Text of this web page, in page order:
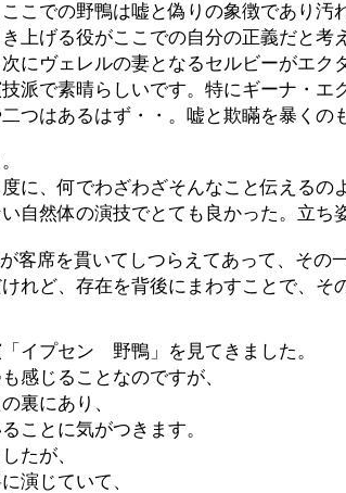
こでの野鴨は嘘と偽りの象徴であり汚
上げる役がここでの自分の正義だと
にヴェレルの妻となるセルビーがエ
派で素晴らしいです。特にギーナ・エ
つはあるはず・・。嘘と欺瞞を暴くの
に、何でわざわざそんなこと伝える
自然体の演技でとても良かった。立ち
客席を貫いてしつらえてあって、その
れど、存在を背後にまわすことで、
イプセン 野鴨」を見てきました。
感じることなのですが、
裏にあり、
ことに気がつきます。
たが、
演じていて、